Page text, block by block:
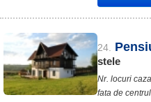
24.
stele
Nr. locuri
fata de